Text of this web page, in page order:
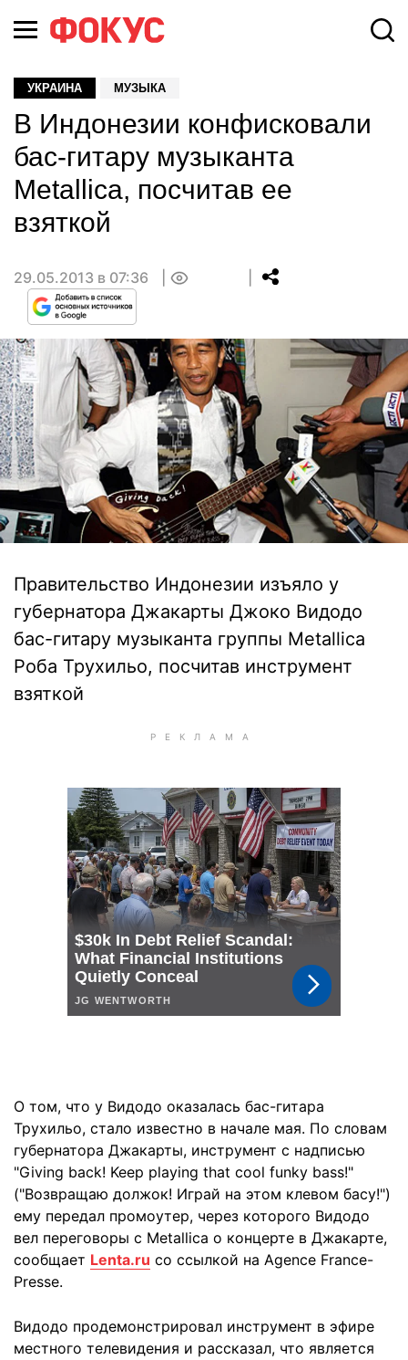
УКРАИНА МУЗЫКА
В Индонезии конфисковали
бас-гитару музыканта
Metallica, посчитав ее
взяткой
29.05.2013 в 07:36
Правительство Индонезии изъяло у
губернатора Джакарты Джоко Видодо
бас-гитару музыканта группы Metallica
Роба Трухильо, посчитав инструмент
взяткой
О том, что у Видодо оказалась бас-гитара
Трухильо, стало известно в начале мая. По словам
губернатора Джакарты, инструмент с надписью
"Giving back! Keep playing that cool funky bass!"
("Возвращаю должок! Играй на этом клевом басу!")
ему передал промоутер, через которого Видодо
вел переговоры с Metallica о концерте в Джакарте,
сообщает Lenta.ru со ссылкой на Agence France-
Presse.
Видодо продемонстрировал инструмент в эфире
местного телевидения и рассказал, что является